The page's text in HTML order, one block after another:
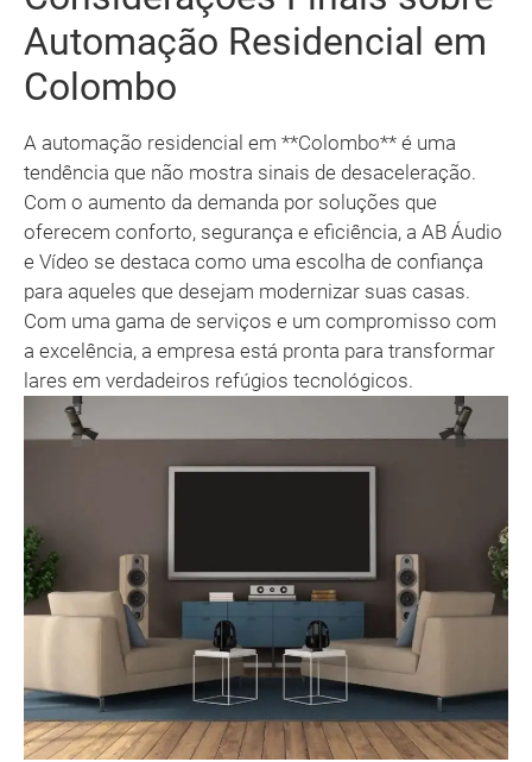
Automação Residencial em
Colombo
A automação residencial em **Colombo** é uma
tendência que não mostra sinais de desaceleração.
Com o aumento da demanda por soluções que
oferecem conforto, segurança e eficiência, a AB Áudio
e Vídeo se destaca como uma escolha de confiança
para aqueles que desejam modernizar suas casas.
Com uma gama de serviços e um compromisso com
a excelência, a empresa está pronta para transformar
lares em verdadeiros refúgios tecnológicos.